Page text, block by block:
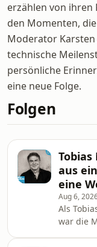
erzählen von ihren
den Momenten,
Moderator
technische
persönliche
eine neue Folge.
Folgen
Tobias
aus
eine
Aug 6,
Als
war die